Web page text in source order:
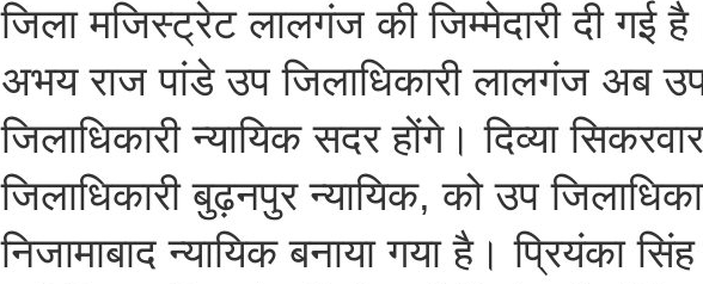
जिला मजिस्ट्रेट लालगंज की जिम्मेदारी दी गई
अभय राज पांडे उप जिलाधिकारी लालगंज अब
जिलाधिकारी न्यायिक सदर होंगे। दिव्या
जिलाधिकारी बुढ़नपुर न्यायिक, को उप
निजामाबाद न्यायिक बनाया गया है। प्रियंका